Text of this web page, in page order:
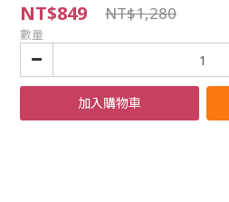
NT$849 NT$1,280
數量
加入購物車